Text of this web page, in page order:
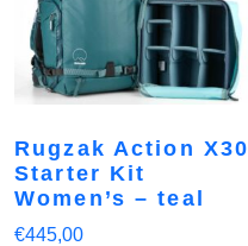
Rugzak Action X30
Starter Kit
Women’s – teal
€445,00